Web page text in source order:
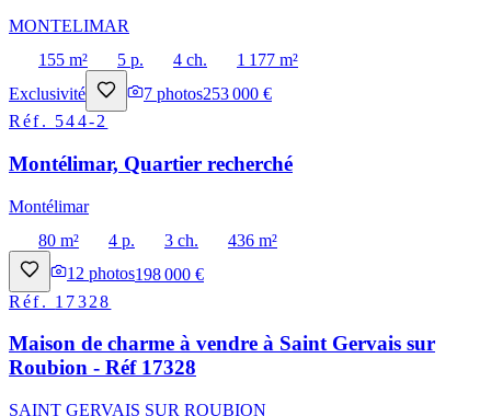
MONTELIMAR
155 m²
5 p. 4 ch.
1 177 m²
Exclusivité
7 photos253 000 €
Réf. 544-2
Montélimar, Quartier recherché
Montélimar
80 m²
4 p. 3 ch.
436 m²
12 photos198 000 €
Réf. 17328
Maison de charme à vendre à Saint Gervais sur
Roubion - Réf 17328
SAINT GERVAIS SUR ROUBION